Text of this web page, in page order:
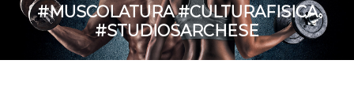
#MUSCOLATURA #CULTURAFISICA
#STUDIOSARCHESE